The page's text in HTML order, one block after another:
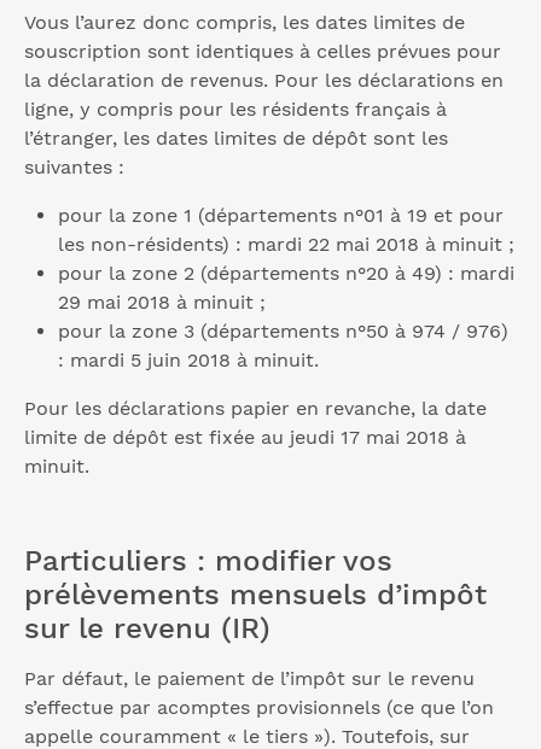
Vous l’aurez donc compris, les dates limites de
souscription sont identiques à celles prévues pour
la déclaration de revenus. Pour les déclarations en
ligne, y compris pour les résidents français à
l’étranger, les dates limites de dépôt sont les
suivantes :
pour la zone 1 (départements n°01 à 19 et pour
les non-résidents) : mardi 22 mai 2018 à minuit ;
pour la zone 2 (départements n°20 à 49) : mardi
29 mai 2018 à minuit ;
pour la zone 3 (départements n°50 à 974 / 976)
: mardi 5 juin 2018 à minuit.
Pour les déclarations papier en revanche, la date
limite de dépôt est fixée au jeudi 17 mai 2018 à
minuit.
Particuliers : modifier vos
prélèvements mensuels d’impôt
sur le revenu (IR)
Par défaut, le paiement de l’impôt sur le revenu
s’effectue par acomptes provisionnels (ce que l’on
appelle couramment « le tiers »). Toutefois, sur